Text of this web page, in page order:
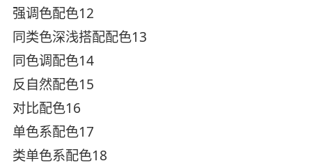
强调色配色12
同类色深浅搭配配色13
同色调配色14
反自然配色15
对比配色16
单色系配色17
类单色系配色18